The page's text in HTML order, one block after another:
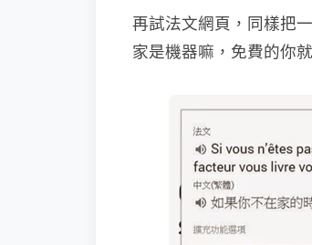
再試法文網頁，同樣把
家是機器嘛，免費的你